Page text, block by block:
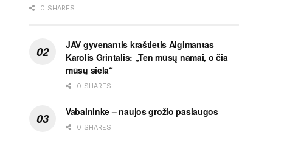
0 SHARES
JAV gyvenantis kraštietis Algimantas
Karolis Grintalis: „Ten mūsų namai, o čia
mūsų siela“
0 SHARES
Vabalninke – naujos grožio paslaugos
0 SHARES